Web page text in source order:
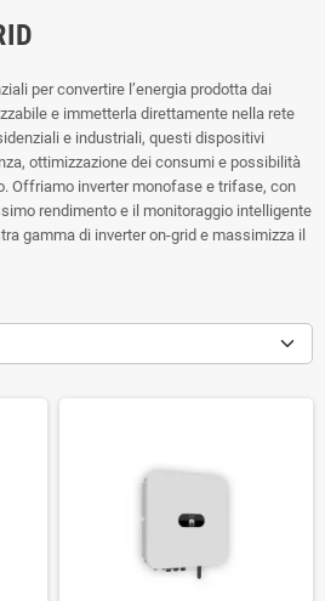
per convertire l’energia prodotta dai
e immetterla direttamente nella rete
e industriali, questi dispositivi
ottimizzazione dei consumi e possibilità
Offriamo inverter monofase e trifase, con
rendimento e il monitoraggio intelligente
gamma di inverter on-grid e massimizza il